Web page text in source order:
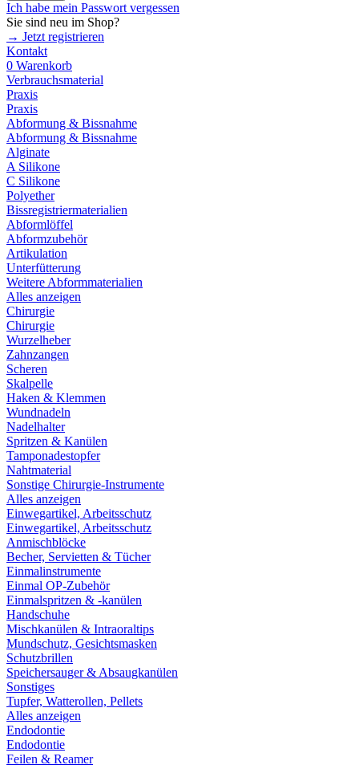
Ich habe mein Passwort vergessen
Sie sind neu im Shop?
→ Jetzt registrieren
Kontakt
0 Warenkorb
Verbrauchsmaterial
Praxis
Praxis
Abformung & Bissnahme
Abformung & Bissnahme
Alginate
A Silikone
C Silikone
Polyether
Bissregistriermaterialien
Abformlöffel
Abformzubehör
Artikulation
Unterfütterung
Weitere Abformmaterialien
Alles anzeigen
Chirurgie
Chirurgie
Wurzelheber
Zahnzangen
Scheren
Skalpelle
Haken & Klemmen
Wundnadeln
Nadelhalter
Spritzen & Kanülen
Tamponadestopfer
Nahtmaterial
Sonstige Chirurgie-Instrumente
Alles anzeigen
Einwegartikel, Arbeitsschutz
Einwegartikel, Arbeitsschutz
Anmischblöcke
Becher, Servietten & Tücher
Einmalinstrumente
Einmal OP-Zubehör
Einmalspritzen & -kanülen
Handschuhe
Mischkanülen & Intraoraltips
Mundschutz, Gesichtsmasken
Schutzbrillen
Speichersauger & Absaugkanülen
Sonstiges
Tupfer, Watterollen, Pellets
Alles anzeigen
Endodontie
Endodontie
Feilen & Reamer